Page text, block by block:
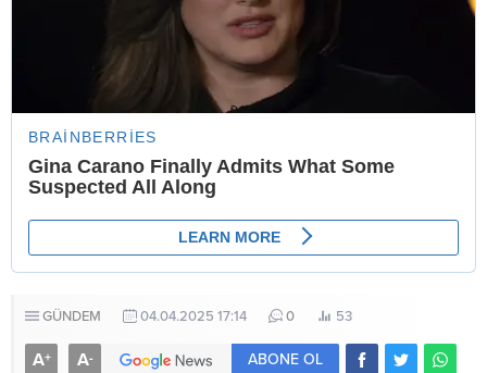
GÜNDEM 04.04.2025 17:14 0 53
A+ A- ABONE OL